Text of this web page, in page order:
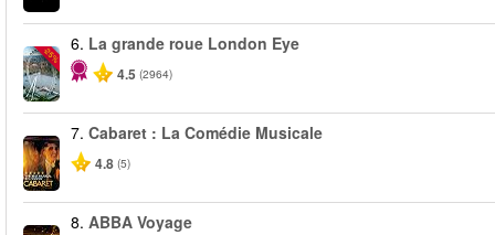
-25%
6. La grande roue London Eye
4.5 (2964)
7. Cabaret : La Comédie Musicale
4.8 (5)
8. ABBA Voyage